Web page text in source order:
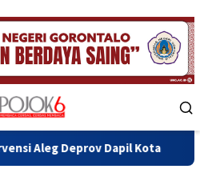
Dapil Kota Bupati